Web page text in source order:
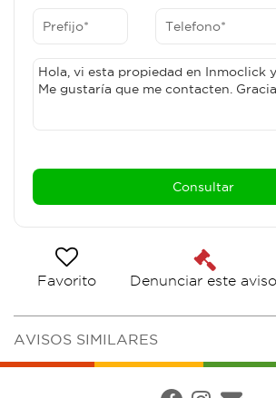
Favorito Denunciar este aviso
AVISOS SIMILARES